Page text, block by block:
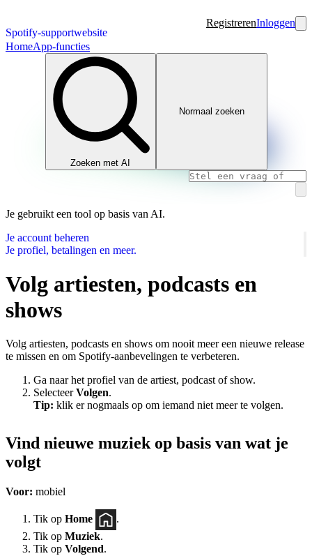
Spotify-supportwebsite
RegistrerenInloggen
HomeApp-functies
Zoeken met AI
Normaal zoeken
Je gebruikt een tool op basis van AI.
Je account beheren
Je profiel, betalingen en meer.
Volg artiesten, podcasts en
shows
Volg artiesten, podcasts en shows om nooit meer een nieuwe release
te missen en om Spotify-aanbevelingen te verbeteren.
Ga naar het profiel van de artiest, podcast of show.
SelecteerVolgen.
Tip: klik er nogmaals op om iemand niet meer te volgen.
Vind nieuwe muziek op basis van wat je
volgt
Voor: mobiel
Tik op Home
.
Tik op Muziek.
Tik op Volgend.